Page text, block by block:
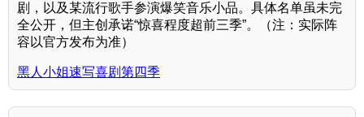
剧，以及某流行歌手参演爆笑音乐小品。具体名单虽未完
全公开，但主创承诺“惊喜程度超前三季”。（注：实际阵
容以官方发布为准）
黑人小姐速写喜剧第四季